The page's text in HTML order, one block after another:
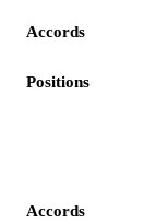
Accords
Positions
Accords